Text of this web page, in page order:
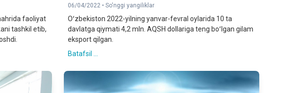
faoliyat
tashkil etib,
06/04/2022 •So'nggi yangiliklar
Oʻzbekiston 2022-yilning yanvar-fevral oylarida 10 ta
davlatga qiymati 4,2 mln. AQSH dollariga teng boʻlgan gilam
eksport qilgan.
Batafsil ...